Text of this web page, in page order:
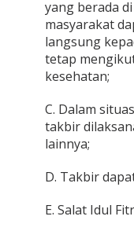
d
u
l
F
i
t
i
yang berada
masyarakat
langsung
tetap
kesehatan;
C. Dalam
takbir
lainnya;
D. Takbir
E. Salat Idul